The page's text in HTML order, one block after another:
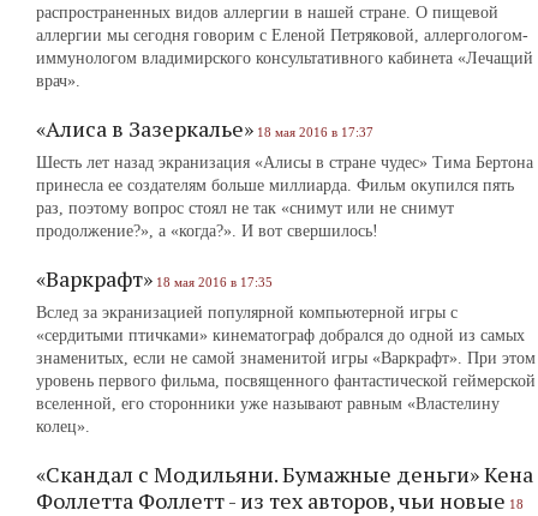
распространенных видов аллергии в нашей стране. О пищевой
аллергии мы сегодня говорим с Еленой Петряковой, аллергологом-
иммунологом владимирского консультативного кабинета «Лечащий
врач».
«Алиса в Зазеркалье» 18 мая 2016 в 17:37
Шесть лет назад экранизация «Алисы в стране чудес» Тима Бертона
принесла ее создателям больше миллиарда. Фильм окупился пять
раз, поэтому вопрос стоял не так «снимут или не снимут
продолжение?», а «когда?». И вот свершилось!
«Варкрафт» 18 мая 2016 в 17:35
Вслед за экранизацией популярной компьютерной игры с
«сердитыми птичками» кинематограф добрался до одной из самых
знаменитых, если не самой знаменитой игры «Варкрафт». При этом
уровень первого фильма, посвященного фантастической геймерской
вселенной, его сторонники уже называют равным «Властелину
колец».
«Скандал с Модильяни. Бумажные деньги» Кена
Фоллетта Фоллетт - из тех авторов, чьи новые 18